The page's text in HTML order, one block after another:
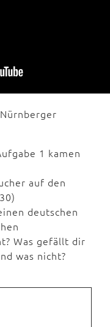
1 kamen
auf den
deutschen
Was gefällt dir
was nicht?